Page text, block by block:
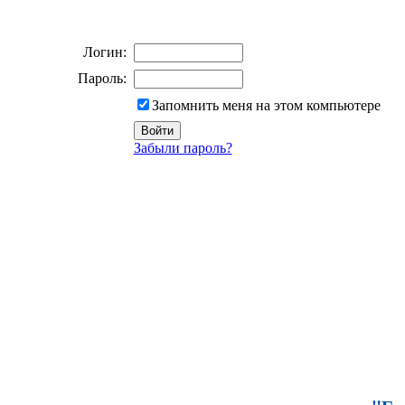
Логин:
Пароль:
Запомнить меня на этом компьютере
Забыли пароль?